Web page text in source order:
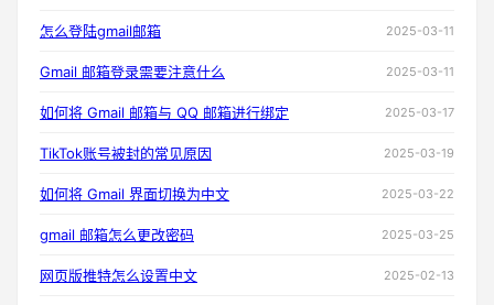
怎么登陆gmail邮箱 2025-03-11
Gmail 邮箱登录需要注意什么 2025-03-11
如何将 Gmail 邮箱与 QQ 邮箱进行绑定 2025-03-17
TikTok账号被封的常见原因 2025-03-19
如何将 Gmail 界面切换为中文 2025-03-22
gmail 邮箱怎么更改密码 2025-03-25
网页版推特怎么设置中文 2025-02-13